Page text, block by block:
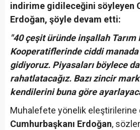
indirime gidileceğini söyleyen
Erdoğan, şöyle devam etti:
"40 çeşit üründe inşallah Tarım
Kooperatiflerinde ciddi
gidiyoruz. Piyasaları böylece
rahatlatacağız. Bazı zincir
kendilerini buna göre
Muhalefete yönelik eleştirilerine
Cumhurbaşkanı Erdoğan,